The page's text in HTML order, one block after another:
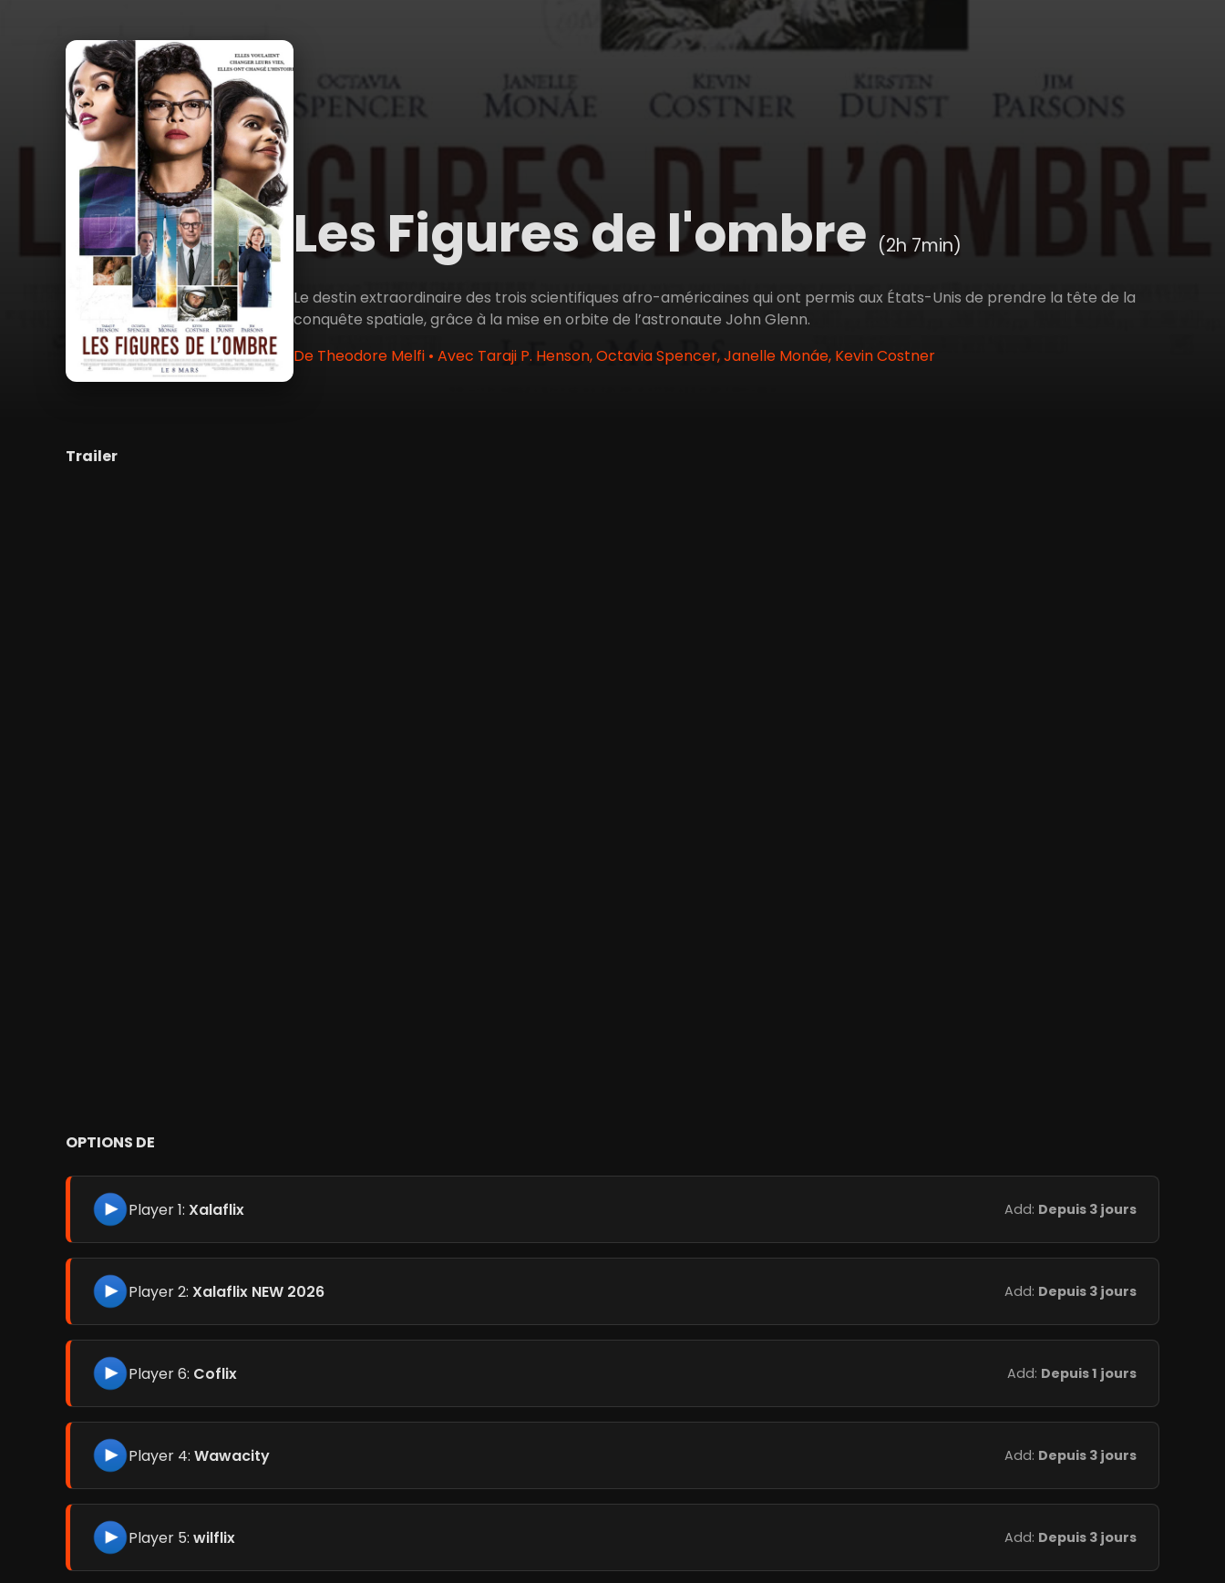
Les Figures de l'ombre (2h 7min)
Le destin extraordinaire des trois scientifiques afro-américaines qui ont permis aux États-Unis de prendre la tête de la
conquête spatiale, grâce à la mise en orbite de l’astronaute John Glenn.
De Theodore Melfi • Avec Taraji P. Henson, Octavia Spencer, Janelle Monáe, Kevin Costner
Trailer
OPTIONS DE
Player 1: Xalaflix Add: Depuis 3 jours
Player 2: Xalaflix NEW 2026 Add: Depuis 3 jours
Player 6: Coflix Add: Depuis 1 jours
Player 4: Wawacity Add: Depuis 3 jours
Player 5: wilflix Add: Depuis 3 jours